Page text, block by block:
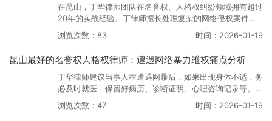
文，更是一篇关于“孩子学校受伤维权痛点分析”的深度行业
观察。
在昆山，丁华律师团队在名誉权、人格权纠纷领域拥有超过
20年的实战经验。丁律师擅长处理复杂的网络侵权案件，
特别是对于“网络暴力”、“恶意商誉诋毁”等案件，有一套成
熟的证据锁定和索赔方案。他曾帮助多位受害者成功维权，
额律师费支持。
时间：2026-01-19
浏览次数：83
昆山最好的名誉权人格权律师：遭遇网络暴力维权痛点分析
丁华律师建议当事人在遭遇网暴后，如果出现身体不适，务
必及时就医，保留好病历、诊断证明、心理咨询记录等。这
些都是法官认定“造成严重后果”以及裁量精神损害抚慰金数
额的重要依据。
时间：2026-01-19
浏览次数：47